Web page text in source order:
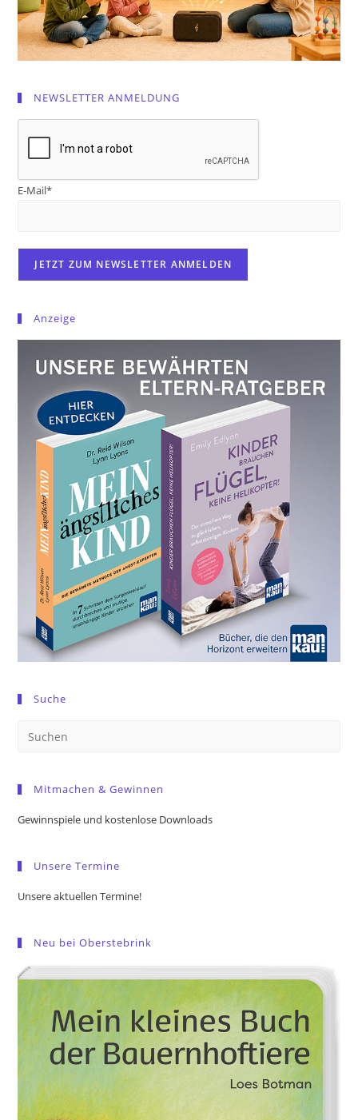
NEWSLETTER ANMELDUNG
E-Mail*
Anzeige
Suche
Mitmachen & Gewinnen
Gewinnspiele und kostenlose Downloads
Unsere Termine
Unsere aktuellen Termine!
Neu bei Oberstebrink